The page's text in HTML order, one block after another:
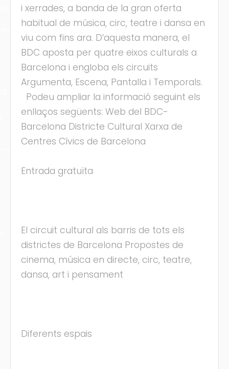
i xerrades, a banda de la gran oferta
habitual de música, circ, teatre i dansa en
viu com fins ara. D’aquesta manera, el
BDC aposta per quatre eixos culturals a
Barcelona i engloba els circuits
Argumenta, Escena, Pantalla i Temporals.
Podeu ampliar la informació seguint els
enllaços següents: Web del BDC-
Barcelona Districte Cultural Xarxa de
Centres Cívics de Barcelona
Entrada gratuïta
El circuit cultural als barris de tots els
districtes de Barcelona Propostes de
cinema, música en directe, circ, teatre,
dansa, art i pensament
Diferents espais